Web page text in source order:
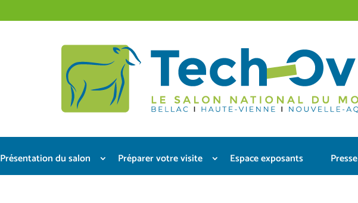
Présentation du salon Préparer votre visite Espace exposants Presse